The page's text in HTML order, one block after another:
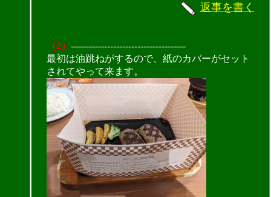
返事を書く
（2） --------------------------------------
最初は油跳ねがするので、紙のカバーがセット
されてやって来ます。